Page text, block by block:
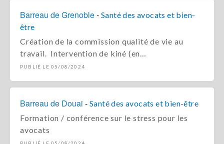
Barreau de Grenoble- Santé des avocats et bien-
être
Création de la commission qualité de vie au
travail. Intervention de kiné (en…
PUBLIÉ LE 05/08/2024
Barreau de Douai - Santé des avocats et bien-être
Formation / conférence sur le stress pour les
avocats
PUBLIÉ LE 05/08/2024